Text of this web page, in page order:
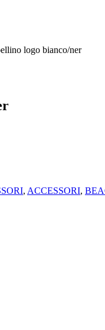
logo bianco/ner
, ACCESSORI,